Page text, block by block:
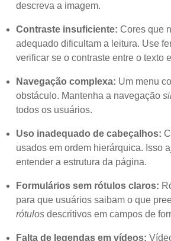
descreva a imagem.
Contraste insuficiente: Cores que
adequado dificultam a leitura. Use
verificar se o contraste entre o texto
Navegação complexa: Um menu
obstáculo. Mantenha a navegação
todos os usuários.
Uso inadequado de cabeçalhos:
usados em ordem hierárquica. Isso
entender a estrutura da página.
Formulários sem rótulos claros:
para que usuários saibam o que
rótulos descritivos em campos de
Falta de legendas em vídeos: